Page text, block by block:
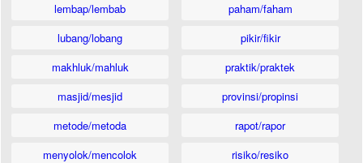
lembap/lembab
lubang/lobang
makhluk/mahluk
masjid/mesjid
metode/metoda
menyolok/mencolok
paham/faham
pikir/fikir
praktik/praktek
provinsi/propinsi
rapot/rapor
risiko/resiko